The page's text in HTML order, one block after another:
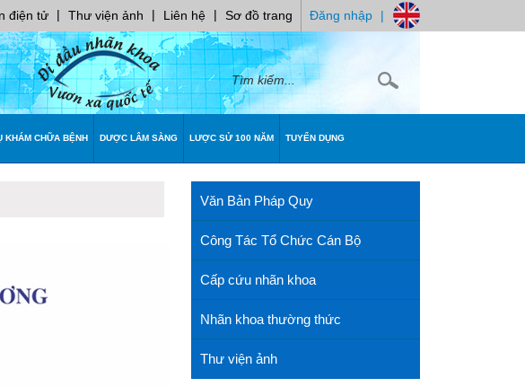
điện tử | Thư viện ảnh | Liên hệ | Sơ đồ trang Đăng nhập |
KHÁM CHỮA BỆNH DƯỢC LÂM SÀNG LƯỢC SỬ 100 NĂM TUYỂN DỤNG
Văn Bản Pháp Quy
Công Tác Tổ Chức Cán Bộ
Cấp cứu nhãn khoa
Nhãn khoa thường thức
Thư viện ảnh